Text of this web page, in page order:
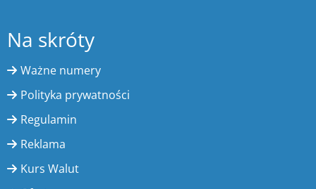
Na skróty
Ważne numery
Polityka prywatności
Regulamin
Reklama
Kurs Walut